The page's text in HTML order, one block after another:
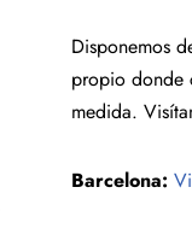
Disponemos
propio donde
medida.
Barcelona: